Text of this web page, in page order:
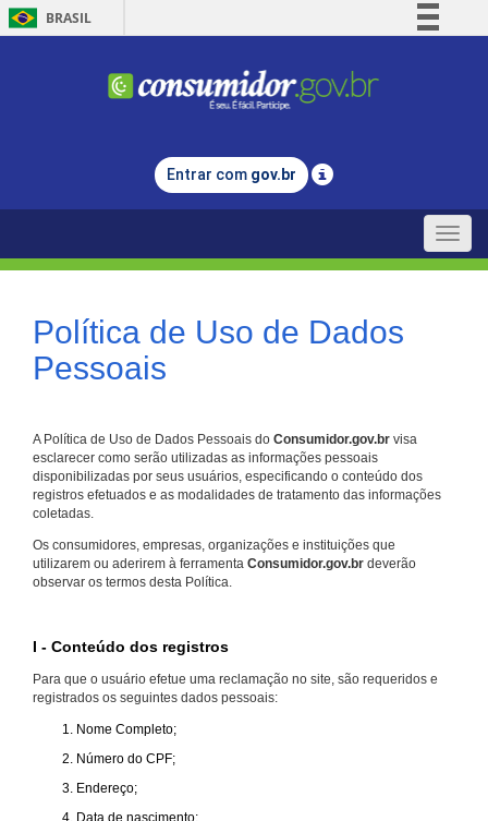
BRASIL
Comunica BR
Legislação
Entrar com gov.br
Toggle
Política de Uso de Dados
Pessoais
A Política de Uso de Dados Pessoais do Consumidor.gov.br visa
esclarecer como serão utilizadas as informações pessoais
disponibilizadas por seus usuários, especificando o conteúdo dos
registros efetuados e as modalidades de tratamento das informações
coletadas.
Os consumidores, empresas, organizações e instituições que
utilizarem ou aderirem à ferramenta Consumidor.gov.br deverão
observar os termos desta Política.
I - Conteúdo dos registros
Para que o usuário efetue uma reclamação no site, são requeridos e
registrados os seguintes dados pessoais:
Nome Completo;
Número do CPF;
Endereço;